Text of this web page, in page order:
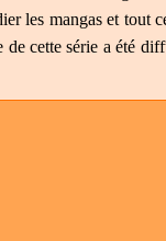
les mangas et
cette série a été